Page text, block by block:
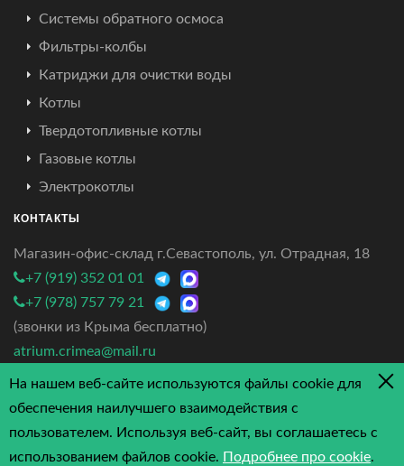
Системы обратного осмоса
Фильтры-колбы
Катриджи для очистки воды
Котлы
Твердотопливные котлы
Газовые котлы
Электрокотлы
КОНТАКТЫ
Магазин-офис-склад г.Севастополь, ул. Отрадная, 18
+7 (919) 352 01 01
+7 (978) 757 79 21
(звонки из Крыма бесплатно)
atrium.crimea@mail.ru
4.7/5 - 3 отзыва
На нашем веб-сайте используются файлы cookie для
обеспечения наилучшего взаимодействия с
пользователем. Используя веб-сайт, вы соглашаетесь с
использованием файлов cookie. Подробнее про cookie.